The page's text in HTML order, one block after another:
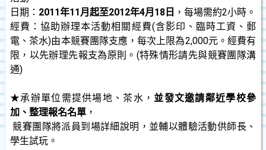
日期： 2011年11月起至2012年4月18日 ，每場需約2小時。
經費：協助辦理本活動相關經費(含影印、臨時工資、郵
電、茶水)由本競賽團隊支應，每次上限為2,000元。經費有
限，以先辦理先報支為原則。(特殊情形請先與競賽團隊溝
通)
★承辦單位需提供場地、茶水，並發文邀請鄰近學校參
加、整理報名名單 ，
競賽團隊將派員到場詳細說明，並輔以體驗活動供師長、
學生試玩。